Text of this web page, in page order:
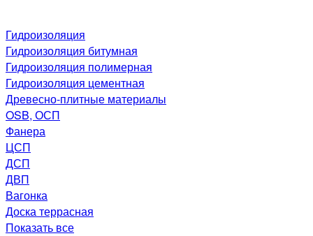
Гидроизоляция
Гидроизоляция битумная
Гидроизоляция полимерная
Гидроизоляция цементная
Древесно-плитные материалы
OSB, ОСП
Фанера
ЦСП
ДСП
ДВП
Вагонка
Доска террасная
Показать все